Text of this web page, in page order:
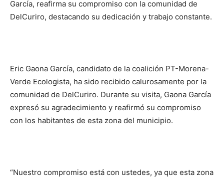
García, reafirma su compromiso con la comunidad de
DelCuriro, destacando su dedicación y trabajo constante.
Eric Gaona García, candidato de la coalición PT-Morena-
Verde Ecologista, ha sido recibido calurosamente por la
comunidad de DelCuriro. Durante su visita, Gaona García
expresó su agradecimiento y reafirmó su compromiso
con los habitantes de esta zona del municipio.
“Nuestro compromiso está con ustedes, ya que esta zona